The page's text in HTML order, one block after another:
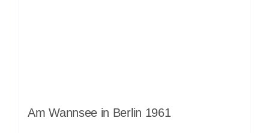
Am Wannsee in Berlin 1961